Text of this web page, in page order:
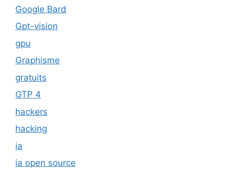
Google Bard
Gpt-vision
gpu
Graphisme
gratuits
GTP 4
hackers
hacking
ia
ia open source